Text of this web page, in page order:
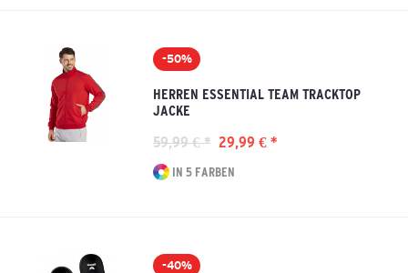
-50%
HERREN ESSENTIAL TEAM TRACKTOP
JACKE
59,99 € * 29,99 € *
IN 5 FARBEN
-40%